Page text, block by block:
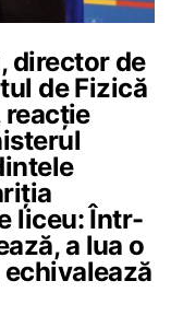
director de
de Fizică
reacție
liceu: Într-
a lua o